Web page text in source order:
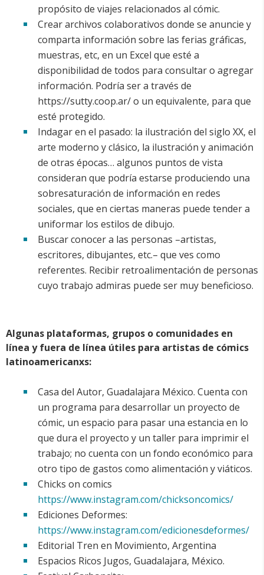
propósito de viajes relacionados al cómic.
Crear archivos colaborativos donde se anuncie y
comparta información sobre las ferias gráficas,
muestras, etc, en un Excel que esté a
disponibilidad de todos para consultar o agregar
información. Podría ser a través de
https://sutty.coop.ar/ o un equivalente, para que
esté protegido.
Indagar en el pasado: la ilustración del siglo XX, el
arte moderno y clásico, la ilustración y animación
de otras épocas… algunos puntos de vista
consideran que podría estarse produciendo una
sobresaturación de información en redes
sociales, que en ciertas maneras puede tender a
uniformar los estilos de dibujo.
Buscar conocer a las personas –artistas,
escritores, dibujantes, etc.– que ves como
referentes. Recibir retroalimentación de personas
cuyo trabajo admiras puede ser muy beneficioso.
Algunas plataformas, grupos o comunidades en
línea y fuera de línea útiles para artistas de cómics
latinoamericanxs:
Casa del Autor, Guadalajara México. Cuenta con
un programa para desarrollar un proyecto de
cómic, un espacio para pasar una estancia en lo
que dura el proyecto y un taller para imprimir el
trabajo; no cuenta con un fondo económico para
otro tipo de gastos como alimentación y viáticos.
Chicks on comics
https://www.instagram.com/chicksoncomics/
Ediciones Deformes:
https://www.instagram.com/edicionesdeformes/
Editorial Tren en Movimiento, Argentina
Espacios Ricos Jugos, Guadalajara, México.